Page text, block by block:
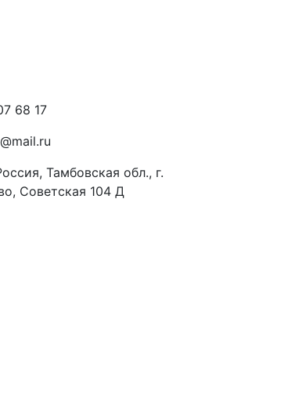
68 17
Тамбовская обл., г.
Советская 104 Д